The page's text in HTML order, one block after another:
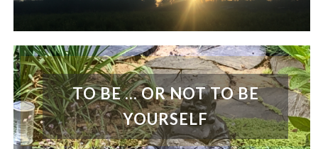
TO BE ... OR NOT TO BE
YOURSELF